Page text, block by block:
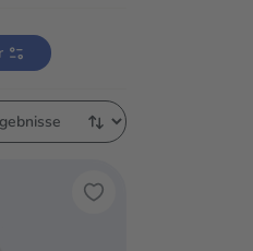
Filtern navigieren und mit Enter